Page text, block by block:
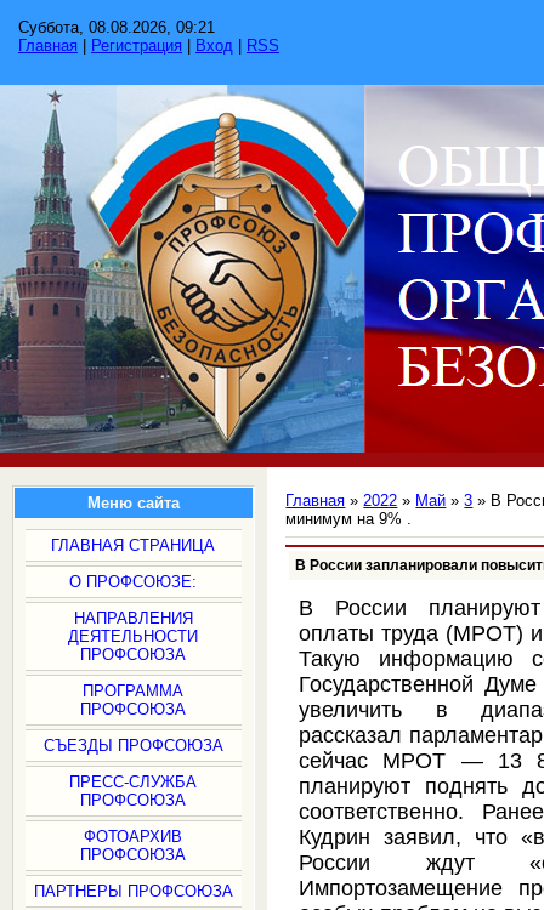
Суббота, 08.08.2026, 09:21
Главная
Регистрация Вход RSS
Меню сайта
ГЛАВНАЯ СТРАНИЦА
О ПРОФСОЮЗЕ:
НАПРАВЛЕНИЯ
ДЕЯТЕЛЬНОСТИ
ПРОФСОЮЗА
ПРОГРАММА
ПРОФСОЮЗА
СЪЕЗДЫ ПРОФСОЮЗА
ПРЕСС-СЛУЖБА
ПРОФСОЮЗА
ФОТОАРХИВ
ПРОФСОЮЗА
ПАРТНЕРЫ ПРОФСОЮЗА
Главная »2022 » Май » 3 » В
минимум на 9% .
В России запланировали
В России
оплаты труда (МРОТ)
Такую информацию
Государственной
увеличить в
рассказал
сейчас МРОТ — 13
планируют поднять
соответственно.
Кудрин заявил, что
России ждут
Импортозамещение